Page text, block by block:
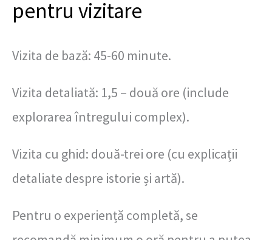
pentru vizitare
Vizita de bază: 45-60 minute.
Vizita detaliată: 1,5 – două ore (include
explorarea întregului complex).
Vizita cu ghid: două-trei ore (cu explicații
detaliate despre istorie și artă).
Pentru o experiență completă, se